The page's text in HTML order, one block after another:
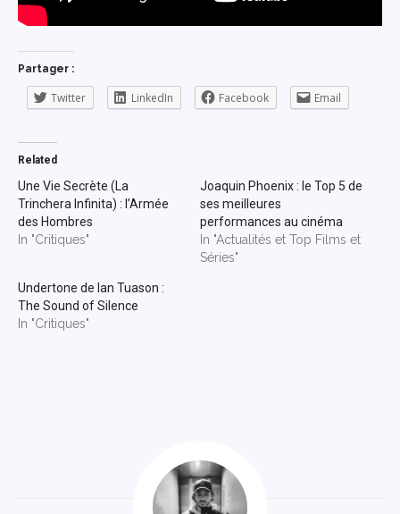
Partager :
Twitter LinkedIn Facebook Email
Related
Une Vie Secrète (La
Trinchera Infinita) : l’Armée
des Hombres
In "Critiques"
Joaquin Phoenix : le Top 5 de
ses meilleures
performances au cinéma
In "Actualités et Top Films et
Séries"
Undertone de Ian Tuason :
The Sound of Silence
In "Critiques"